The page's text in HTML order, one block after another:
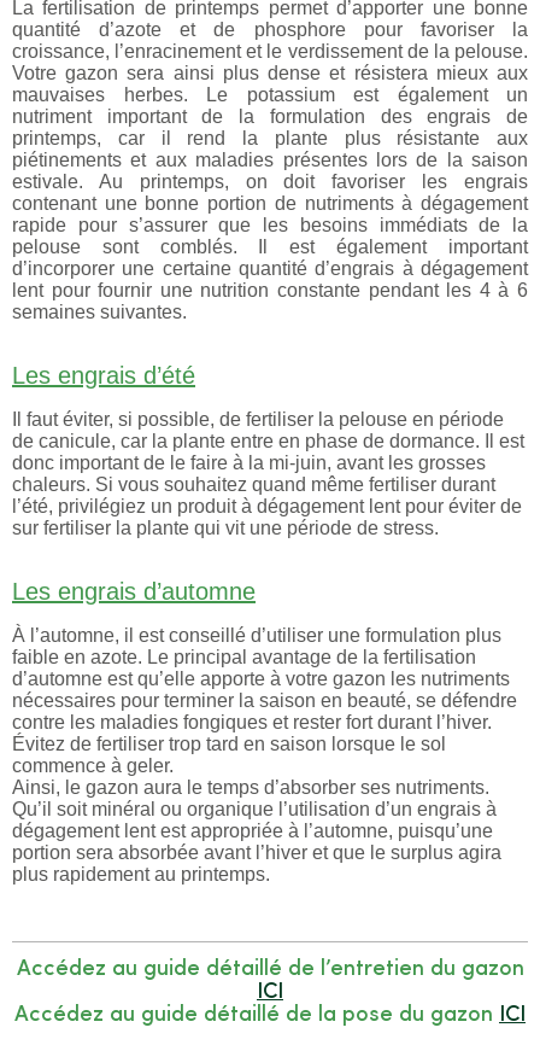
La fertilisation de printemps permet d’apporter une bonne
quantité d’azote et de phosphore pour favoriser la
croissance, l’enracinement et le verdissement de la pelouse.
Votre gazon sera ainsi plus dense et résistera mieux aux
mauvaises herbes. Le potassium est également un
nutriment important de la formulation des engrais de
printemps, car il rend la plante plus résistante aux
piétinements et aux maladies présentes lors de la saison
estivale. Au printemps, on doit favoriser les engrais
contenant une bonne portion de nutriments à dégagement
rapide pour s’assurer que les besoins immédiats de la
pelouse sont comblés. Il est également important
d’incorporer une certaine quantité d’engrais à dégagement
lent pour fournir une nutrition constante pendant les 4 à 6
semaines suivantes.
Les engrais d’été
Il faut éviter, si possible, de fertiliser la pelouse en période
de canicule, car la plante entre en phase de dormance. Il est
donc important de le faire à la mi-juin, avant les grosses
chaleurs. Si vous souhaitez quand même fertiliser durant
l’été, privilégiez un produit à dégagement lent pour éviter de
sur fertiliser la plante qui vit une période de stress.
Les engrais d’automne
À l’automne, il est conseillé d’utiliser une formulation plus
faible en azote. Le principal avantage de la fertilisation
d’automne est qu’elle apporte à votre gazon les nutriments
nécessaires pour terminer la saison en beauté, se défendre
contre les maladies fongiques et rester fort durant l’hiver.
Évitez de fertiliser trop tard en saison lorsque le sol
commence à geler.
Ainsi, le gazon aura le temps d’absorber ses nutriments.
Qu’il soit minéral ou organique l’utilisation d’un engrais à
dégagement lent est appropriée à l’automne, puisqu’une
portion sera absorbée avant l’hiver et que le surplus agira
plus rapidement au printemps.
Accédez au guide détaillé de l’entretien du gazon
ICI
Accédez au guide détaillé de la pose du gazon
ICI